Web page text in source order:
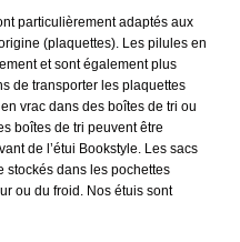
particulièrement adaptés aux
(plaquettes). Les pilules en
et sont également plus
de transporter les plaquettes
vrac dans des boîtes de tri ou
boîtes de tri peuvent être
de l’étui Bookstyle. Les sacs
stockés dans les pochettes
ou du froid. Nos étuis sont